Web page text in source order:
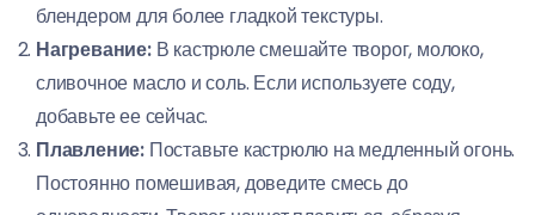
блендером для более гладкой текстуры.
Нагревание:В кастрюле смешайте творог, молоко,
сливочное масло и соль. Если используете соду,
добавьте ее сейчас.
Плавление: Поставьте кастрюлю на медленный огонь.
Постоянно помешивая, доведите смесь до